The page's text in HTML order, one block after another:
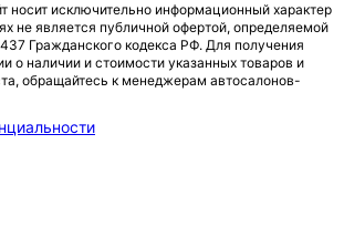
носит исключительно информационный характер
не является публичной офертой, определяемой
Гражданского кодекса РФ. Для получения
о наличии и стоимости указанных товаров и
обращайтесь к менеджерам автосалонов-